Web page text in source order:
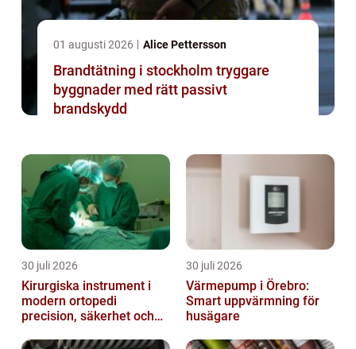
01 augusti 2026 Alice Pettersson
Brandtätning i stockholm tryggare
byggnader med rätt passivt
brandskydd
30 juli 2026
Kirurgiska instrument i
modern ortopedi
precision, säkerhet och
30 juli 2026
Värmepump i Örebro:
Smart uppvärmning för
husägare